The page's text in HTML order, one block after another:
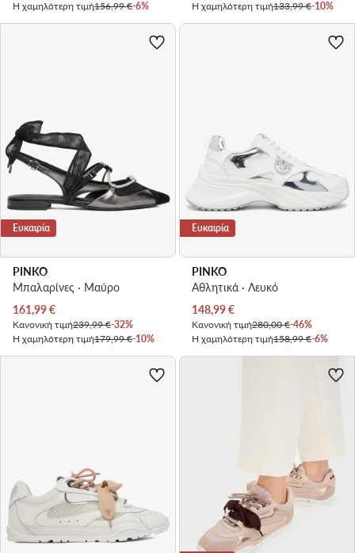
Η χαμηλότερη τιμή156,99 €-6% Η χαμηλότερη τιμή133,99 €-10%
Ευκαιρία
PINKO
Μπαλαρίνες · Μαύρο
Τρέχουσα τιμή
161,99€
Κανονική τιμή239,99 €-32%
Η χαμηλότερη τιμή179,99 €-10%
Ευκαιρία
PINKO
Αθλητικά · Λευκό
Τρέχουσα τιμή
148,99€
Κανονική τιμή280,00 €-46%
Η χαμηλότερη τιμή158,99 €-6%